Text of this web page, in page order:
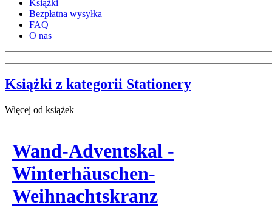
Książki
Bezpłatna wysyłka
FAQ
O nas
Książki z kategorii Stationery
Więcej od książek
Wand-Adventskal -
Winterhäuschen-
Weihnachtskranz